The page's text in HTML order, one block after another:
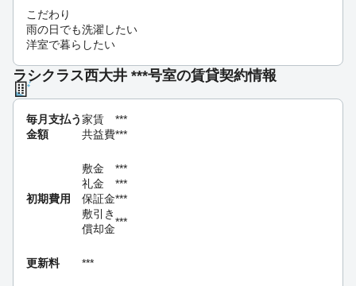
こだわり
雨の日でも洗濯したい
洋室で暮らしたい
ラシクラス西大井 ***号室の賃貸契約情報
毎月支払う
金額
家賃
***
共益費***
初期費用
敷金
***
礼金
***
保証金***
敷引き
償却金
***
更新料 ***